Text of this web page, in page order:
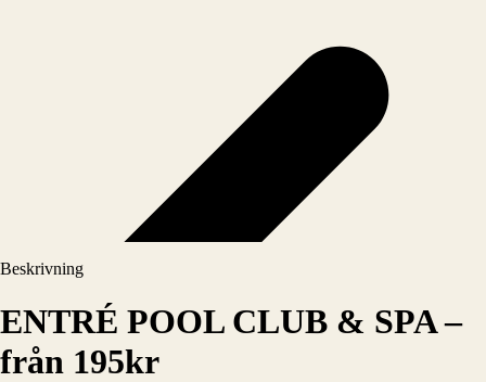
Beskrivning
ENTRÉ POOL CLUB & SPA –
från 195kr